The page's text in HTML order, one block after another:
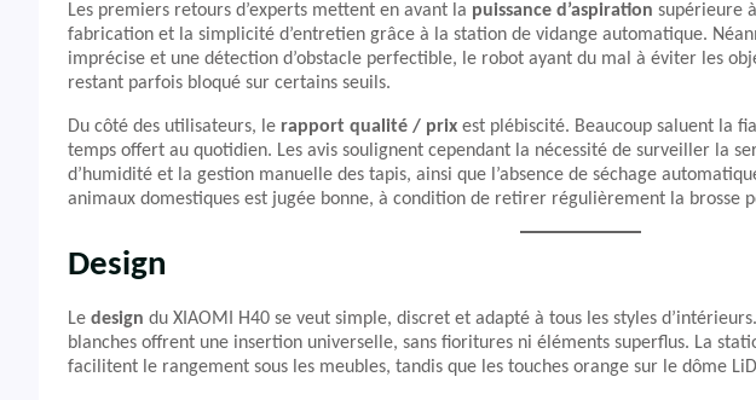
Les premiers retours d’experts mettent en avant la puissance d’aspiration supérieure
fabrication et la simplicité d’entretien grâce à la station de vidange automatique.
imprécise et une détection d’obstacle perfectible, le robot ayant du mal à éviter les
restant parfois bloqué sur certains seuils.
Du côté des utilisateurs, le rapport qualité / prix est plébiscité. Beaucoup saluent la
temps offert au quotidien. Les avis soulignent cependant la nécessité de surveiller la
d’humidité et la gestion manuelle des tapis, ainsi que l’absence de séchage
animaux domestiques est jugée bonne, à condition de retirer régulièrement la brosse
Design
Le design du XIAOMI H40 se veut simple, discret et adapté à tous les styles
blanches offrent une insertion universelle, sans fioritures ni éléments superflus. La
facilitent le rangement sous les meubles, tandis que les touches orange sur le dôme